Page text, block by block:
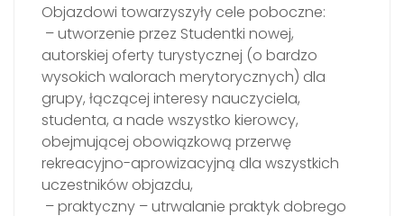
Objazdowi towarzyszyły cele poboczne:
– utworzenie przez Studentki nowej,
autorskiej oferty turystycznej (o bardzo
wysokich walorach merytorycznych) dla
grupy, łączącej interesy nauczyciela,
studenta, a nade wszystko kierowcy,
obejmującej obowiązkową przerwę
rekreacyjno-aprowizacyjną dla wszystkich
uczestników objazdu,
– praktyczny – utrwalanie praktyk dobrego